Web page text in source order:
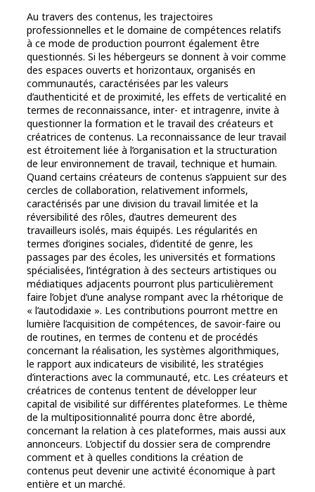
Au travers des contenus, les trajectoires
professionnelles et le domaine de compétences relatifs
à ce mode de production pourront également être
questionnés. Si les hébergeurs se donnent à voir comme
des espaces ouverts et horizontaux, organisés en
communautés, caractérisées par les valeurs
d’authenticité et de proximité, les effets de verticalité en
termes de reconnaissance, inter- et intragenre, invite à
questionner la formation et le travail des créateurs et
créatrices de contenus. La reconnaissance de leur travail
est étroitement liée à l’organisation et la structuration
de leur environnement de travail, technique et humain.
Quand certains créateurs de contenus s’appuient sur des
cercles de collaboration, relativement informels,
caractérisés par une division du travail limitée et la
réversibilité des rôles, d’autres demeurent des
travailleurs isolés, mais équipés. Les régularités en
termes d’origines sociales, d’identité de genre, les
passages par des écoles, les universités et formations
spécialisées, l’intégration à des secteurs artistiques ou
médiatiques adjacents pourront plus particulièrement
faire l’objet d’une analyse rompant avec la rhétorique de
« l’autodidaxie ». Les contributions pourront mettre en
lumière l’acquisition de compétences, de savoir-faire ou
de routines, en termes de contenu et de procédés
concernant la réalisation, les systèmes algorithmiques,
le rapport aux indicateurs de visibilité, les stratégies
d’interactions avec la communauté, etc. Les créateurs et
créatrices de contenus tentent de développer leur
capital de visibilité sur différentes plateformes. Le thème
de la multipositionnalité pourra donc être abordé,
concernant la relation à ces plateformes, mais aussi aux
annonceurs. L’objectif du dossier sera de comprendre
comment et à quelles conditions la création de
contenus peut devenir une activité économique à part
entière et un marché.